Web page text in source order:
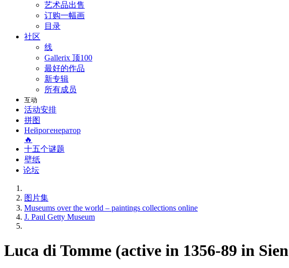
艺术品出售
订购一幅画
目录
社区
线
Gallerix 顶100
最好的作品
新专辑
所有成员
互动
活动安排
拼图
Нейрогенератор
🔥
十五个谜题
壁纸
论坛
图片集
Museums over the world – paintings collections online
J. Paul Getty Museum
Luca di Tomme (active in 1356-89 in